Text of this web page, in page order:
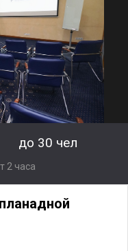
до 30 чел
2 часа